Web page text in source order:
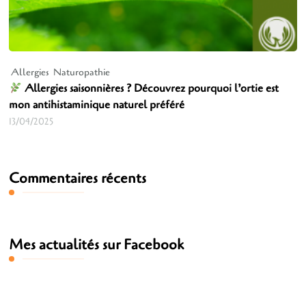
Allergies Naturopathie
Allergies saisonnières ? Découvrez pourquoi l’ortie est
mon antihistaminique naturel préféré
13/04/2025
Commentaires récents
Mes actualités sur Facebook